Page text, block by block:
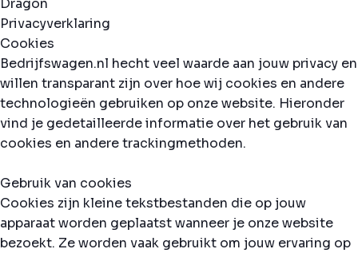
Privacyverklaring
Cookies
Bedrijfswagen.nl hecht veel waarde aan jouw privacy en
willen transparant zijn over hoe wij cookies en andere
technologieën gebruiken op onze website. Hieronder
vind je gedetailleerde informatie over het gebruik van
cookies en andere trackingmethoden.
Gebruik van cookies
Cookies zijn kleine tekstbestanden die op jouw
apparaat worden geplaatst wanneer je onze website
bezoekt. Ze worden vaak gebruikt om jouw ervaring op